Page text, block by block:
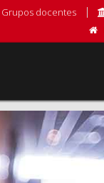
Grupos docentes